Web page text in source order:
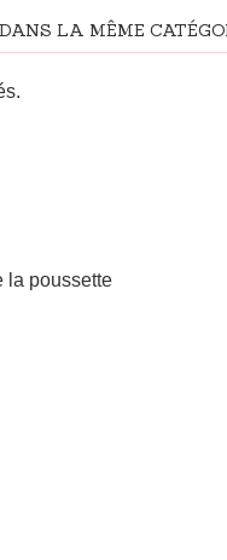
LA MÊME
.
la poussette